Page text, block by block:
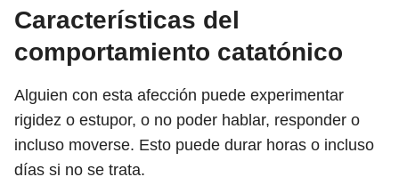
Características del
comportamiento catatónico
Alguien con esta afección puede experimentar
rigidez o estupor, o no poder hablar, responder o
incluso moverse. Esto puede durar horas o incluso
días si no se trata.